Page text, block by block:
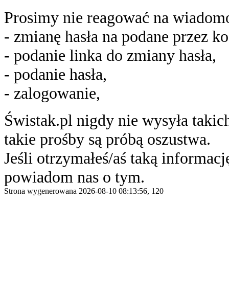
Prosimy nie reagować na
- zmianę hasła na podane przez
- podanie linka do zmiany hasła,
- podanie hasła,
- zalogowanie,
Świstak.pl nigdy nie wysyła
takie prośby są próbą oszustwa.
Jeśli otrzymałeś/aś taką
powiadom nas o tym.
Strona wygenerowana 2026-08-10 08:13:56, 120